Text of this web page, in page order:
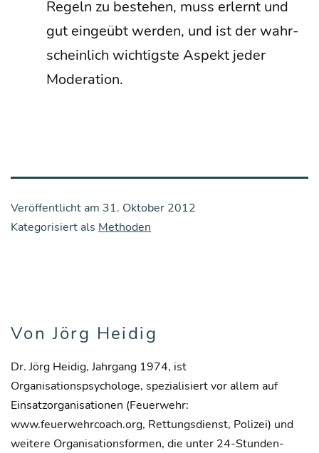
Regeln zu bestehen, muss erlernt und
gut ein­ge­übt wer­den, und ist der wahr­
schein­lich wich­tigs­te Aspekt jeder
Moderation.
Veröffentlicht am 31. Oktober 2012
Kategorisiert als Methoden
Von Jörg Heidig
Dr. Jörg Heidig, Jahrgang 1974, ist
Organisationspsychologe, spezialisiert vor allem auf
Einsatzorganisationen (Feuerwehr:
www.feuerwehrcoach.org, Rettungsdienst, Polizei) und
weitere Organisationsformen, die unter 24-Stunden-